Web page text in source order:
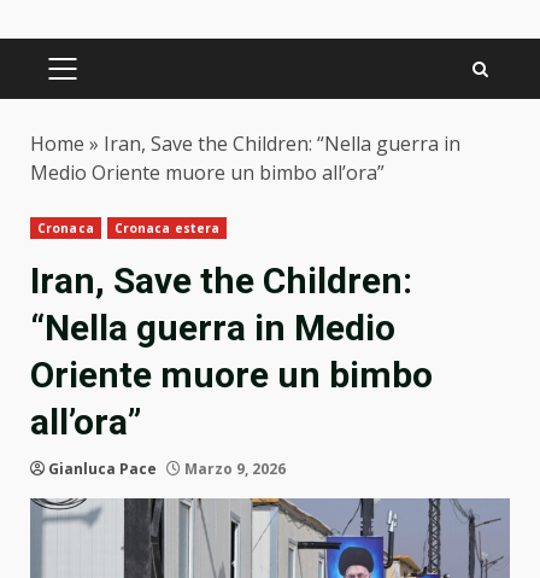
PRIMARY
Home » Iran, Save the Children: “Nella guerra in
Medio Oriente muore un bimbo all’ora”
Cronaca Cronaca estera
Iran, Save the Children:
“Nella guerra in Medio
Oriente muore un bimbo
all’ora”
Gianluca Pace Marzo 9, 2026